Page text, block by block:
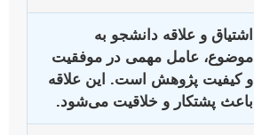
اشتیاق و علاقه دانشجو به
موضوع، عامل مهمی در موفقیت
و کیفیت پژوهش است. این علاقه
باعث پشتکار و خلاقیت می‌شود.